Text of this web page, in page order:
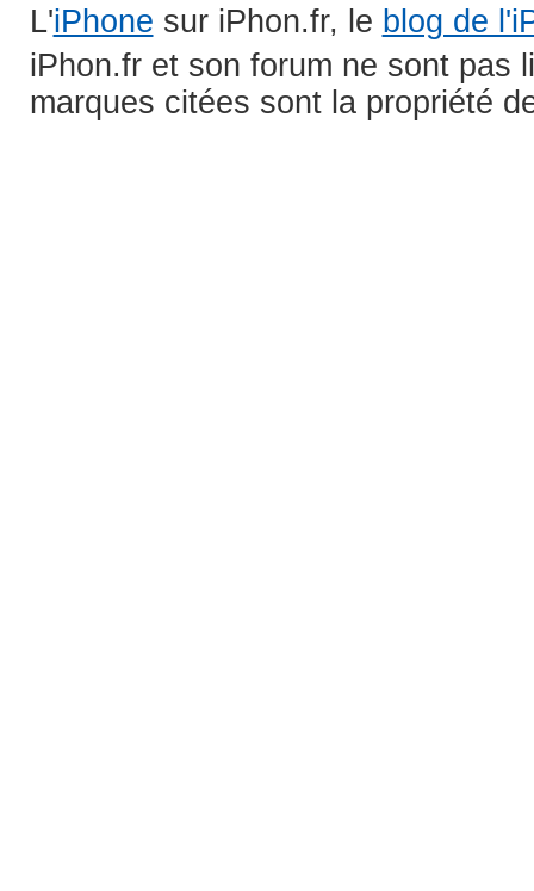
L'iPhone sur iPhon.fr, le blog de
iPhon.fr et son forum ne sont pas
marques citées sont la propriété